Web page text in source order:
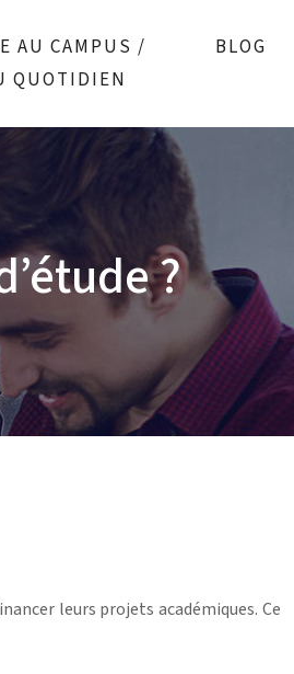
AU CAMPUS /
QUOTIDIEN
BLOG
?
leurs projets académiques. Ce